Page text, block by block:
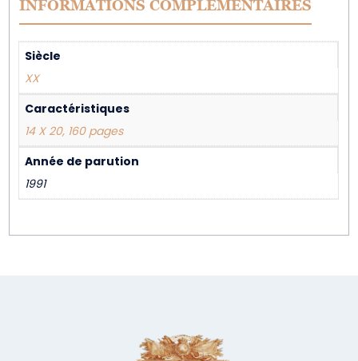
INFORMATIONS COMPLÉMENTAIRES
Siècle
XX
Caractéristiques
14 X 20, 160 pages
Année de parution
1991